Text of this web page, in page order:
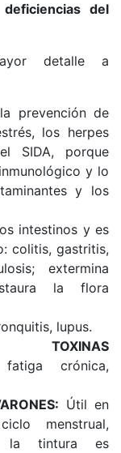
del
detalle a
prevención de
los herpes
SIDA, porque
y lo
y los
intestinos y es
colitis, gastritis,
extermina
la flora
lupus.
TOXINAS
crónica,
Útil en
menstrual,
la tintura es